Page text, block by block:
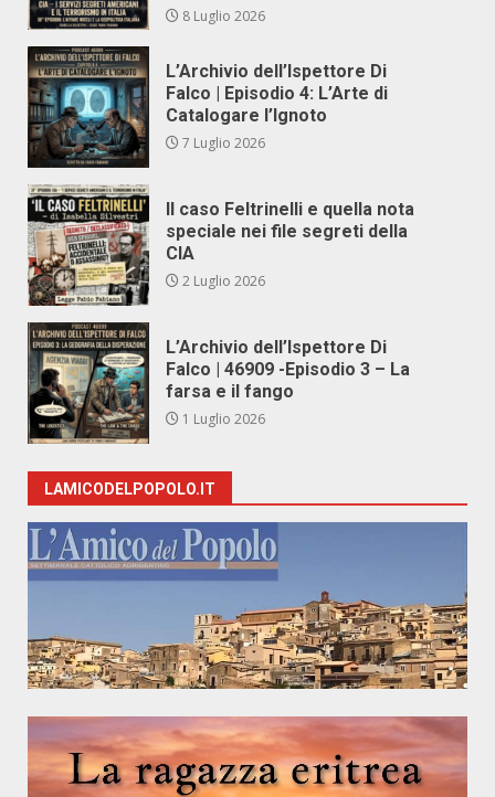
8 Luglio 2026
L’Archivio dell’Ispettore Di
Falco | Episodio 4: L’Arte di
Catalogare l’Ignoto
7 Luglio 2026
Il caso Feltrinelli e quella nota
speciale nei file segreti della
CIA
2 Luglio 2026
L’Archivio dell’Ispettore Di
Falco | 46909 -Episodio 3 – La
farsa e il fango
1 Luglio 2026
LAMICODELPOPOLO.IT